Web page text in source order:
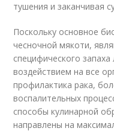
тушения и заканчивая
Поскольку основное
чесночной мякоти,
специфического
воздействием на все
профилактика рака,
воспалительных
способы кулинарной
направлены на